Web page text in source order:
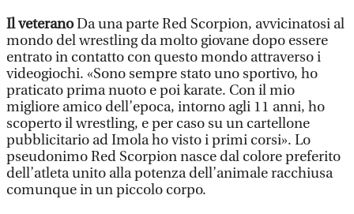
Il veteranoDa una parte Red Scorpion, avvicinatosi al
mondo del wrestling da molto giovane dopo essere
entrato in contatto con questo mondo attraverso i
videogiochi. «Sono sempre stato uno sportivo, ho
praticato prima nuoto e poi karate. Con il mio
migliore amico dell’epoca, intorno agli 11 anni, ho
scoperto il wrestling, e per caso su un cartellone
pubblicitario ad Imola ho visto i primi corsi». Lo
pseudonimo Red Scorpion nasce dal colore preferito
dell’atleta unito alla potenza dell’animale racchiusa
comunque in un piccolo corpo.